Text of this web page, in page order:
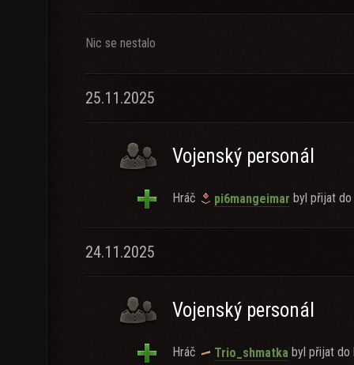
Nic se nestalo
25.11.2025
Vojenský personál
Hráč pi6mangeimar byl přijat do
24.11.2025
Vojenský personál
Hráč Trio_shmatka byl přijat do